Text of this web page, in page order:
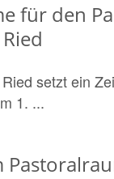
für den
setzt ein
1. ...